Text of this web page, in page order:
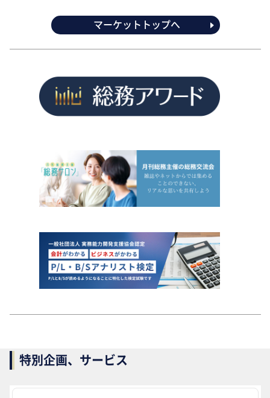
マーケットトップへ
特別企画、サービス